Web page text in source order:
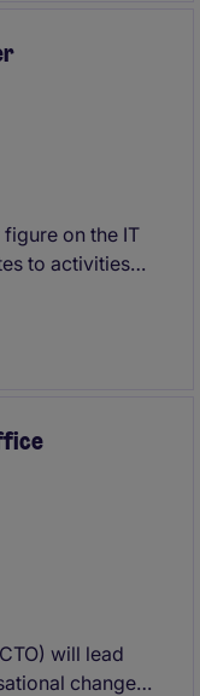
on the IT
to activities
a set of IT
Engineering
goals.
will lead
change